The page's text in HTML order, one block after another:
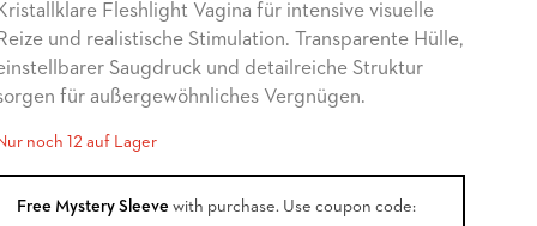
Kristallklare Fleshlight Vagina für intensive visuelle
Reize und realistische Stimulation. Transparente Hülle,
Saugdruck und detailreiche Struktur
für außergewöhnliches Vergnügen.
noch 12 auf Lager
Free Mystery Sleeve with purchase. Use coupon code: